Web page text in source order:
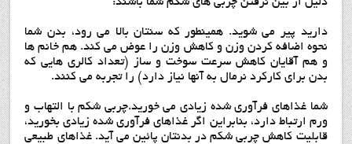
دارید پیر می شوید. همینطور که سنتان بالا می رود، بدن شما
نحوه اضافه کردن وزن و کاهش وزن را عوض می کند. هم خانم ها
و هم آقایان کاهش سرعت سوخت و ساز (تعداد کالری هایی که
بدن برای کارکرد نرمال به آنها نیاز دارد) را تجربه می کنند.
شما غذاهای فرآوری شده زیادی می خورید.چربی شکم با التهاب و
ورم ارتباط دارد، بنابراین اگر غذاهای فرآوری شده زیادی بخورید،
قابلیت کاهش چربی شکم در بدنتان پائین می آید. غذاهای طبیعی